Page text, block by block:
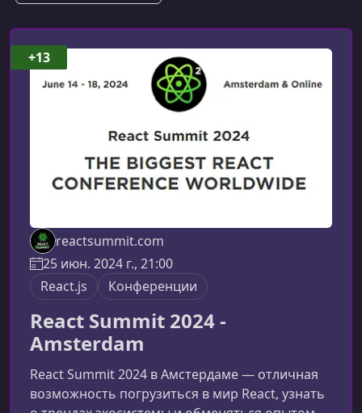
reactsummit.com
25 июн. 2024 г., 21:00
React.js
Конференции
React Summit 2024 -
Amsterdam
React Summit 2024 в Амстердаме — отличная
возможность погрузиться в мир React, узнать
+13